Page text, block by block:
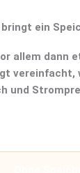
ein
allem dann
vereinfacht,
und